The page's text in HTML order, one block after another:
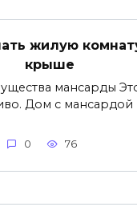
жилую
крыше
мансарды
Дом с мансардой
0 76